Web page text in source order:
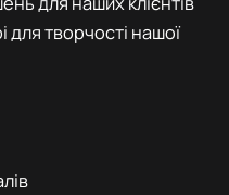
для творчості нашої